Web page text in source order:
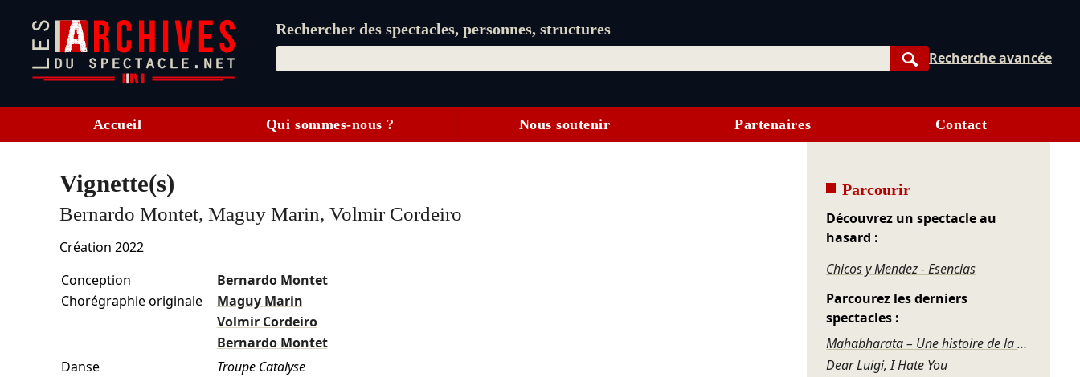
Rechercher des spectacles, personnes, structures
Rechercher
Recherche avancée
Accueil Qui sommes-nous ? Nous soutenir Partenaires Contact
Vignette(s)
Bernardo Montet, Maguy Marin, Volmir Cordeiro
Création 2022
Conception
Bernardo Montet
Chorégraphie originale
Maguy Marin
Volmir Cordeiro
Bernardo Montet
Danse
Troupe Catalyse
Parcourir
Découvrez un spectacle au
hasard :
Chicos y Mendez - Esencias
Parcourez les derniers
spectacles :
Mahabharata – Une histoire de la violence
Dear Luigi, I Hate You